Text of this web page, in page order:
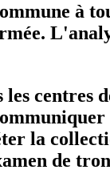
à
centres
la
de